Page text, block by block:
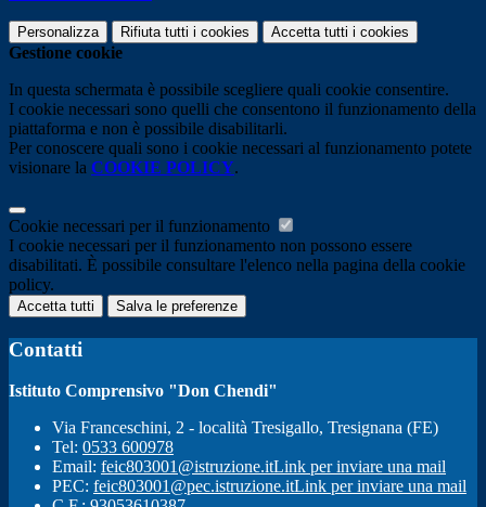
Personalizza Rifiuta tutti i cookies Accetta tutti i cookies
Gestione cookie
In questa schermata è possibile scegliere quali cookie consentire.
I cookie necessari sono quelli che consentono il funzionamento della
piattaforma e non è possibile disabilitarli.
Per conoscere quali sono i cookie necessari al funzionamento potete
visionare la COOKIE POLICY.
Cookie necessari per il funzionamento
I cookie necessari per il funzionamento non possono essere
disabilitati. È possibile consultare l'elenco nella pagina della cookie
policy.
Accetta tutti Salva le preferenze
Contatti
Istituto Comprensivo "Don Chendi"
Via Franceschini, 2 - località Tresigallo, Tresignana (FE)
Tel: 0533 600978
Email: feic803001@istruzione.itLink per inviare una mail
PEC: feic803001@pec.istruzione.itLink per inviare una mail